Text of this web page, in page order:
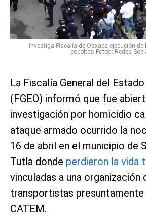
Investiga Fiscalía de Oaxaca ejecución
escoltas Fotos: Redes
La Fiscalía General del
(FGEO) informó que fue
investigación por homicidio
ataque armado ocurrido la
16 de abril en el municipio de
Tutla donde perdieron la vida
vinculadas a una organización
transportistas presuntamente
CATEM.